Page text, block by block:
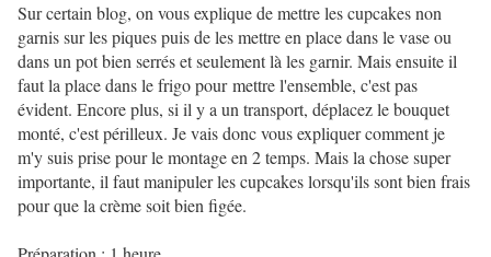
Sur certain blog, on vous explique de mettre les cupcakes non
garnis sur les piques puis de les mettre en place dans le vase ou
dans un pot bien serrés et seulement là les garnir. Mais ensuite il
faut la place dans le frigo pour mettre l'ensemble, c'est pas
évident. Encore plus, si il y a un transport, déplacez le bouquet
monté, c'est périlleux. Je vais donc vous expliquer comment je
m'y suis prise pour le montage en 2 temps. Mais la chose super
importante, il faut manipuler les cupcakes lorsqu'ils sont bien frais
pour que la crème soit bien figée.